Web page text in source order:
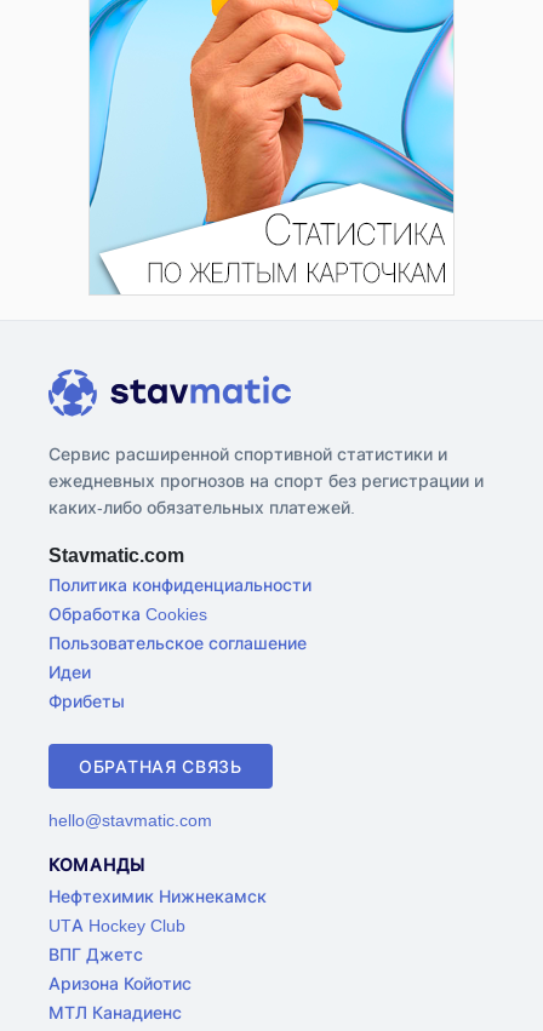
Сервис расширенной спортивной статистики и
ежедневных прогнозов на спорт без регистрации и
каких-либо обязательных платежей.
Stavmatic.com
Политика конфиденциальности
Обработка Cookies
Пользовательское соглашение
Идеи
Фрибеты
ОБРАТНАЯ СВЯЗЬ
hello@stavmatic.com
КОМАНДЫ
Нефтехимик Нижнекамск
UTA Hockey Club
ВПГ Джетс
Аризона Койотис
МТЛ Канадиенс